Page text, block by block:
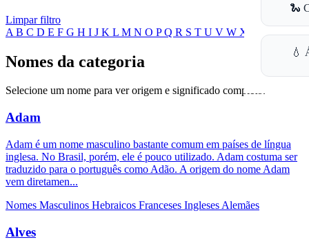
🐍
💧
Limpar filtro
A B C D E F G H I J K L M N O PQ R S T U V W X
Nomes da categoria
Selecione um nome para ver origem e significado completo.
Adam
Adam é um nome masculino bastante comum em países de língua
inglesa. No Brasil, porém, ele é pouco utilizado. Adam costuma ser
traduzido para o português como Adão. A origem do nome Adam
vem diretamen...
Nomes Masculinos Hebraicos Franceses Ingleses Alemães
Alves